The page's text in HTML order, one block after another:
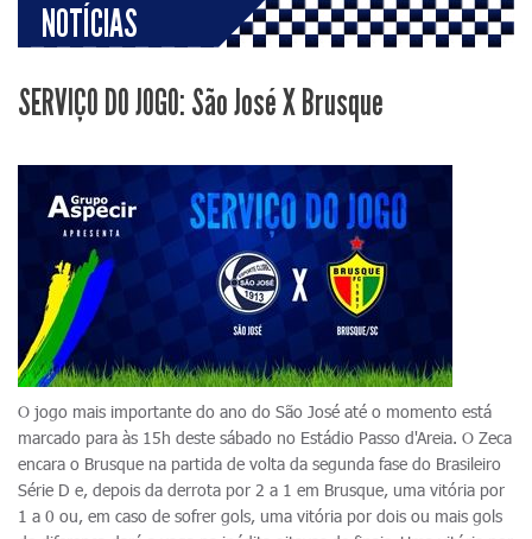
NOTÍCIAS
SERVIÇO DO JOGO: São José X Brusque
O jogo mais importante do ano do São José até o momento está
marcado para às 15h deste sábado no Estádio Passo d'Areia. O Zeca
encara o Brusque na partida de volta da segunda fase do Brasileiro
Série D e, depois da derrota por 2 a 1 em Brusque, uma vitória por
1 a 0 ou, em caso de sofrer gols, uma vitória por dois ou mais gols